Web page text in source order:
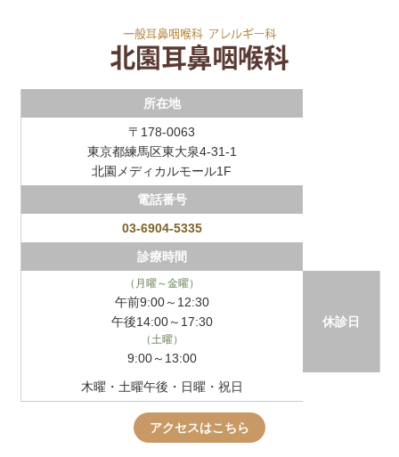
所在地
〒178-0063
東京都練馬区東大泉4-31-1
北園メディカルモール1F
電話番号
03-6904-5335
診療時間
（月曜～金曜）
午前9:00～12:30
午後14:00～17:30
（土曜）
9:00～13:00
休診日
木曜・土曜午後・日曜・祝日
アクセスはこちら